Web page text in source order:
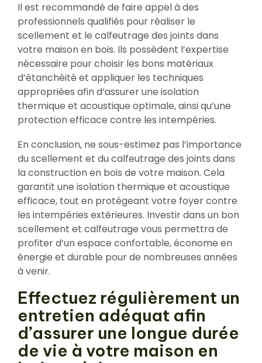
Il est recommandé de faire appel à des
professionnels qualifiés pour réaliser le
scellement et le calfeutrage des joints dans
votre maison en bois. Ils possèdent l’expertise
nécessaire pour choisir les bons matériaux
d’étanchéité et appliquer les techniques
appropriées afin d’assurer une isolation
thermique et acoustique optimale, ainsi qu’une
protection efficace contre les intempéries.
En conclusion, ne sous-estimez pas l’importance
du scellement et du calfeutrage des joints dans
la construction en bois de votre maison. Cela
garantit une isolation thermique et acoustique
efficace, tout en protégeant votre foyer contre
les intempéries extérieures. Investir dans un bon
scellement et calfeutrage vous permettra de
profiter d’un espace confortable, économe en
énergie et durable pour de nombreuses années
à venir.
Effectuez régulièrement un
entretien adéquat afin
d’assurer une longue durée
de vie à votre maison en